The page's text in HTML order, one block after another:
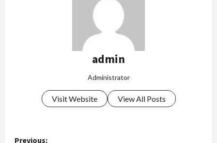
admin
Administrator
Visit Website View All Posts
P
Previous: